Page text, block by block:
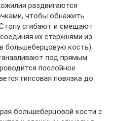
раздвигаются
чтобы обнажить
сгибают и смещают
их стержнями из
большеберцовую кость).
под прямым
послойное
гипсовая повязка до
большеберцовой кости с